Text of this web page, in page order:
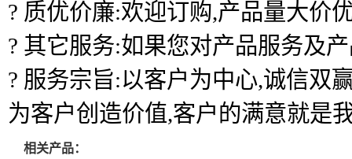
? 质优价廉:欢迎订购,产品量大价
? 其它服务:如果您对产品服务及
? 服务宗旨:以客户为中心,诚信双
为客户创造价值,客户的满意就是
相关产品：